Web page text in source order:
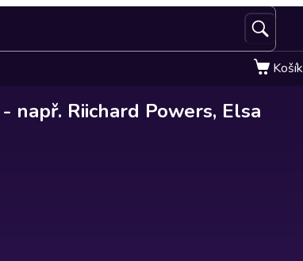
Košík
např. Riichard Powers, Elsa